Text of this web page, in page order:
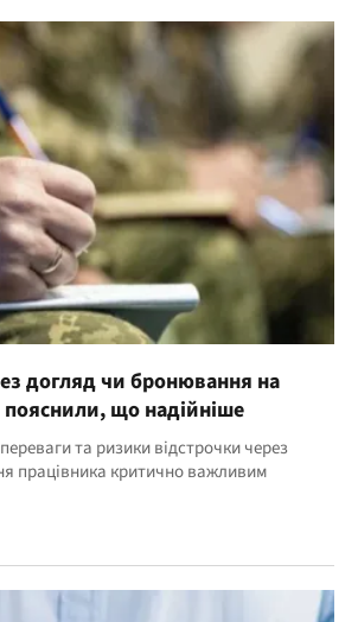
догляд чи бронювання на
що надійніше
та ризики відстрочки через
працівника критично важливим